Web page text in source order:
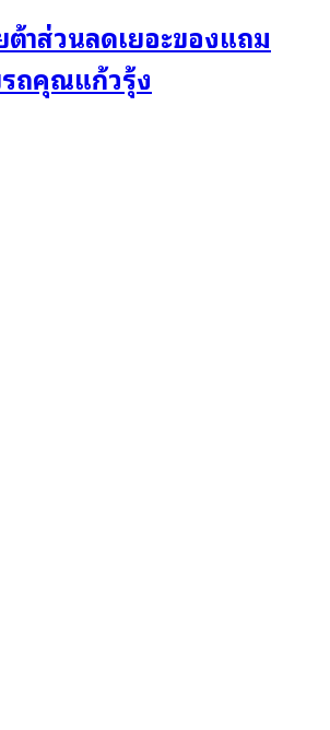
ต้าส่วนลดเยอะของแถม
ถคุณแก้วรุ้ง